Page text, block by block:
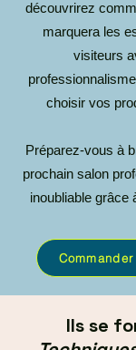
découvrirez
marquera les
visiteurs
choisir vos
Préparez-vous à
prochain salon
inoubliable grâce
Ils se